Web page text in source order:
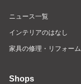
ニュース一覧
インテリアのはなし
家具の修理・リフォーム
Shops